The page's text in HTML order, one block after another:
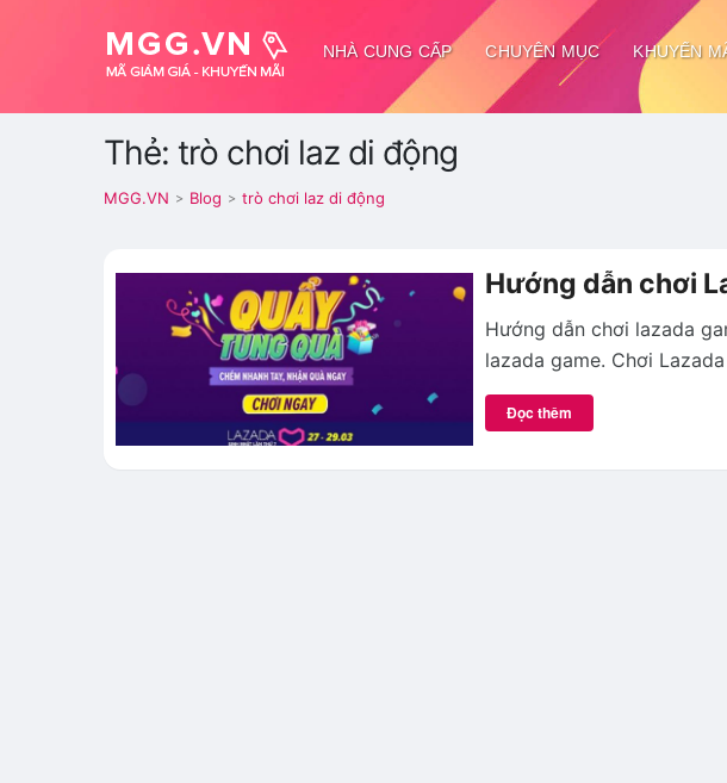
NHÀ CUNG CẤP CHUYÊN MỤC KHUYẾN
Thẻ: trò chơi laz di động
MGG.VN > Blog > trò chơi laz di động
Hướng dẫn chơi
Hướng dẫn chơi lazada
lazada game. Chơi
Đọc thêm